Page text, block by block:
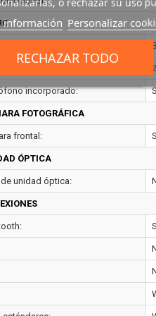
2
incorporado:
FOTOGRÁFICA
frontal:
ÓPTICA
unidad óptica:
información Personalizar
RECHAZAR TODO